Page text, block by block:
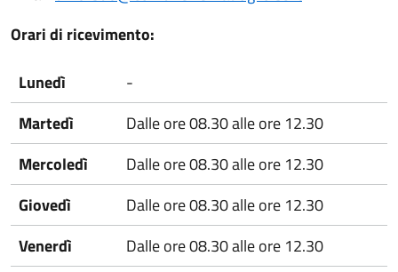
Orari di ricevimento:
Lunedì
-
Martedì
Dalle ore 08.30 alle ore 12.30
Mercoledì
Dalle ore 08.30 alle ore 12.30
Giovedì
Dalle ore 08.30 alle ore 12.30
Venerdì
Dalle ore 08.30 alle ore 12.30